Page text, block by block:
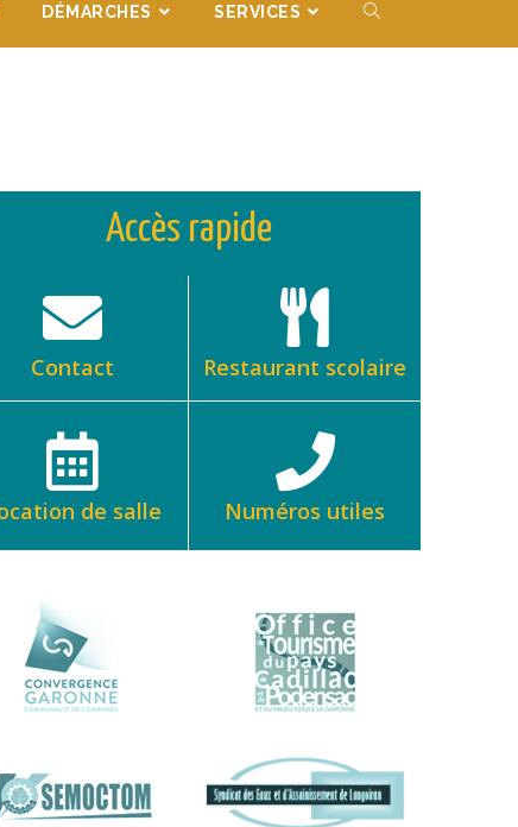
DÉMARCHES SERVICES
Accès rapide
Contact Restaurant scolaire
de salle Numéros utiles